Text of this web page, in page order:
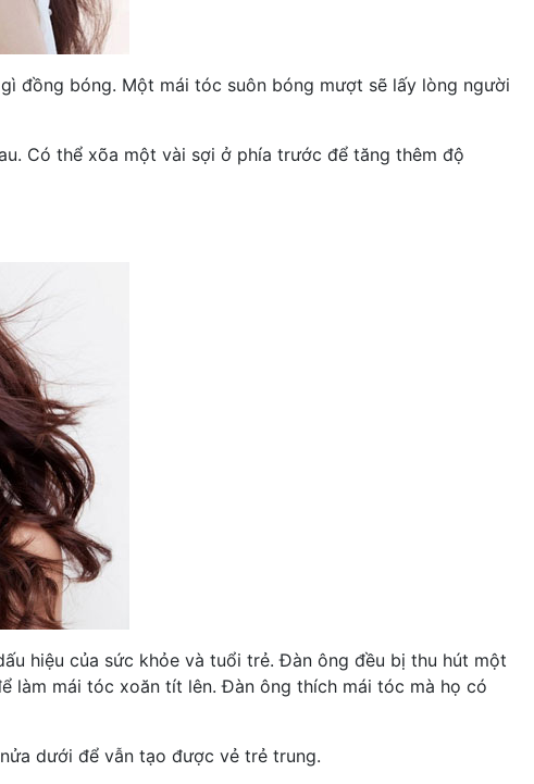
đồng bóng. Một mái tóc suôn bóng mượt sẽ lấy lòng người
Có thể xõa một vài sợi ở phía trước để tăng thêm độ
hiệu của sức khỏe và tuổi trẻ. Đàn ông đều bị thu hút một
làm mái tóc xoăn tít lên. Đàn ông thích mái tóc mà họ có
dưới để vẫn tạo được vẻ trẻ trung.